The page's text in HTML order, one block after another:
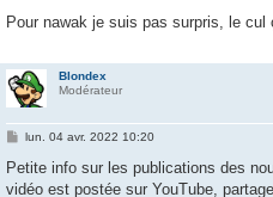
Pour nawak je suis pas surpris, le
Blondex
Modérateur
M
s
a
lun. 04 avr. 2022 10:20
Petite info sur les publications des
vidéo est postée sur YouTube,